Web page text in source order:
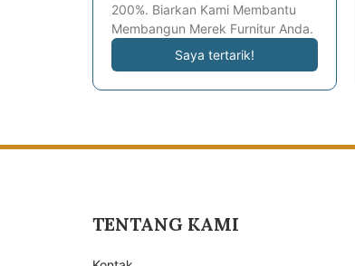
200%. Biarkan Kami Membantu
Membangun Merek Furnitur Anda.
Saya tertarik!
TENTANG KAMI